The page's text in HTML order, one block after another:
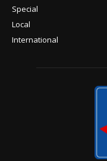
Special
Local
International